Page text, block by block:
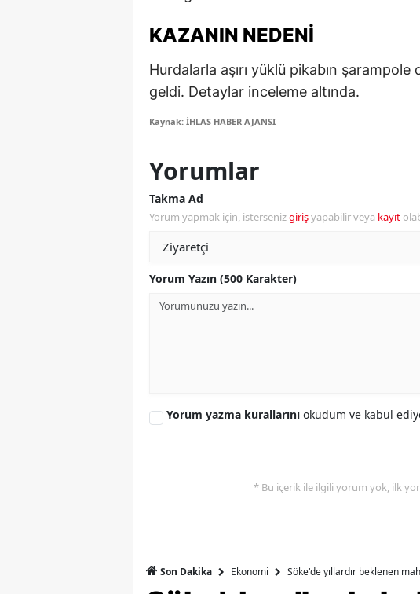
Muş
Tunceli
Van
KAZANIN NEDENI
Hurdalarla aşırı yüklü pikabın
geldi. Detaylar inceleme altında.
Kaynak: İHLAS HABER AJANSI
Yorumlar
Takma Ad
Yorum yapmak için, istersenizgirişyapabilir veya kayıt
Yorum Yazın (500 Karakter)
Yorum yazma kurallarını okudum ve kabul
* Bu içerik ile ilgili yorum yok, ilk
Son Dakika Ekonomi Söke'de yıllardır beklenen